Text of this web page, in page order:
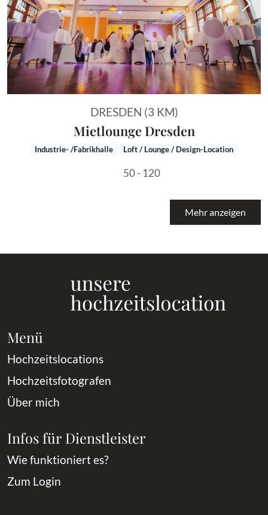
Vorheriges Bild
DRESDEN (3 KM)
Mietlounge Dresden
Industrie- /Fabrikhalle Loft / Lounge / Design-Location
50 - 120
Mehr anzeigen
Menü
Hochzeitslocations
Hochzeitsfotografen
Über mich
Infos für Dienstleister
Wie funktioniert es?
Zum Login